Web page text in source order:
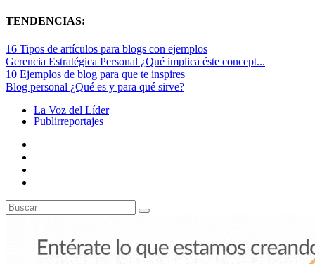
TENDENCIAS:
16 Tipos de artículos para blogs con ejemplos
Gerencia Estratégica Personal ¿Qué implica éste concept...
10 Ejemplos de blog para que te inspires
Blog personal ¿Qué es y para qué sirve?
La Voz del Líder
Publirreportajes